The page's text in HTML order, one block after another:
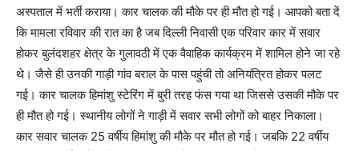
अस्पताल में भर्ती कराया। कार चालक की मौके पर ही मौत हो गई। आपको बता दें
कि मामला रविवार की रात का है जब दिल्ली निवासी एक परिवार कार में सवार
होकर बुलंदशहर क्षेत्र के गुलावठी में एक वैवाहिक कार्यक्रम में शामिल होने जा रहे
थे। जैसे ही उनकी गाड़ी गांव बराल के पास पहुंची तो अनियंत्रित होकर पलट
गई। कार चालक हिमांशु स्टेरिंग में बुरी तरह फंस गया था जिससे उसकी मौके पर
ही मौत हो गई। स्थानीय लोगों ने गाड़ी में सवार सभी लोगों को बाहर निकाला।
कार सवार चालक 25 वर्षीय हिमांशु की मौके पर मौत हो गई। जबकि 22 वर्षीय